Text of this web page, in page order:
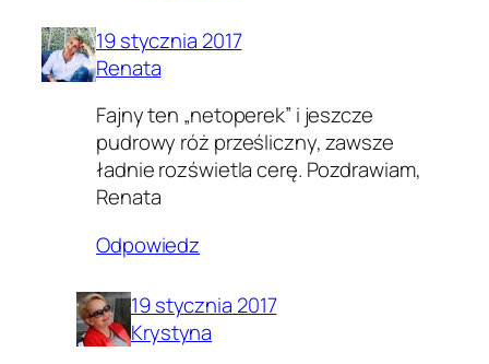
19 stycznia 2017
Renata
Fajny ten „netoperek” i jeszcze
pudrowy róż prześliczny, zawsze
ładnie rozświetla cerę. Pozdrawiam,
Renata
Odpowiedz
19 stycznia 2017
Krystyna